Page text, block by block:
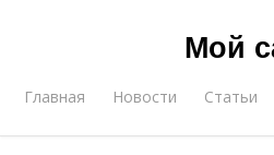
Мой
Главная Новости Статьи